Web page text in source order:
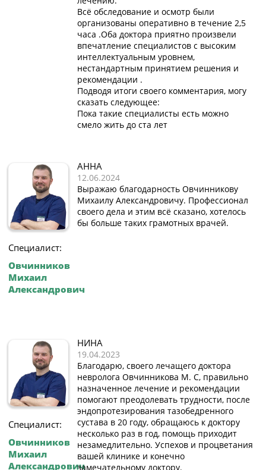
Всё обследование и осмотр были
организованы оперативно в течение 2,5
часа .Оба доктора приятно произвели
впечатление специалистов с высоким
интеллектуальным уровнем,
нестандартным принятием решения и
рекомендации .
Подводя итоги своего комментария, могу
сказать следующее:
Пока такие специалисты есть можно
смело жить до ста лет
Специалист:
Овчинников
Михаил
Александрович
АННА
12.06.2024
Выражаю благодарность Овчинникову
Михаилу Александровичу. Профессионал
своего дела и этим всё сказано, хотелось
бы больше таких грамотных врачей.
Специалист:
Овчинников
Михаил
Александрович
НИНА
19.04.2023
Благодарю, своего лечащего доктора
невролога Овчинникова М. С, правильно
назначенное лечение и рекомендации
помогают преодолевать трудности, после
эндопротезирования тазобедренного
сустава в 20 году, обращаюсь к доктору
несколько раз в год, помощь приходит
незамедлительно. Успехов и процветания
вашей клинике и конечно
замечательному доктору.